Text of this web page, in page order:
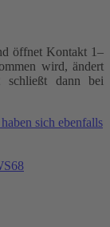
öffnet Kontakt 1–
wird, ändert
dann bei
sich ebenfalls